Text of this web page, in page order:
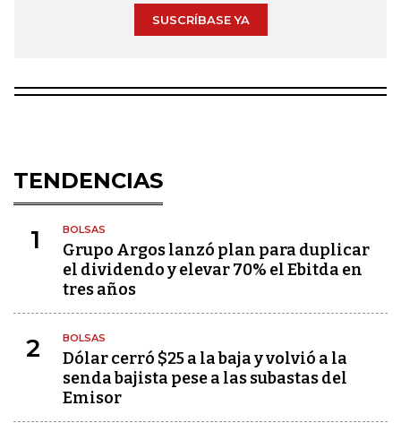
SUSCRÍBASE YA
TENDENCIAS
1 BOLSAS
Grupo Argos lanzó plan para duplicar
el dividendo y elevar 70% el Ebitda en
tres años
2 BOLSAS
Dólar cerró $25 a la baja y volvió a la
senda bajista pese a las subastas del
Emisor